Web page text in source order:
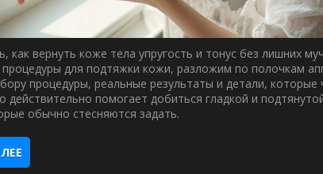
как вернуть коже тела упругость и тонус без лишних
для подтяжки кожи, разложим по полочкам
процедуры, реальные результаты и детали,
действительно помогает добиться гладкой и
обычно стесняются задать.